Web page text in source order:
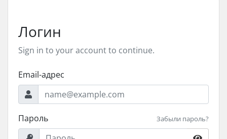
Логин
Sign in to your account to continue.
Email-адрес
Пароль Забыли пароль?